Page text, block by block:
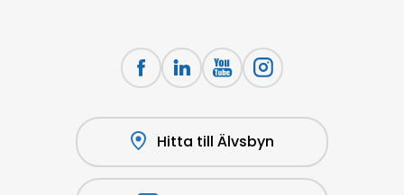
Hitta till Älvsbyn